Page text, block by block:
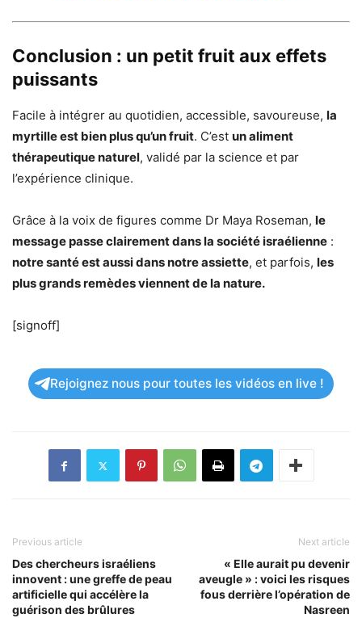
Conclusion : un petit fruit aux effets
puissants
Facile à intégrer au quotidien, accessible, savoureuse, la
myrtille est bien plus qu’un fruit. C’est un aliment
thérapeutique naturel, validé par la science et par
l’expérience clinique.
Grâce à la voix de figures comme Dr Maya Roseman, le
message passe clairement dans la société israélienne :
notre santé est aussi dans notre assiette, et parfois, les
plus grands remèdes viennent de la nature.
[signoff]
Rejoignez nous pour toutes les vidéos en live !
Previous article
Des chercheurs israéliens
innovent : une greffe de peau
artificielle qui accélère la
guérison des brûlures
Next article
« Elle aurait pu devenir
aveugle » : voici les risques
fous derrière l’opération de
Nasreen